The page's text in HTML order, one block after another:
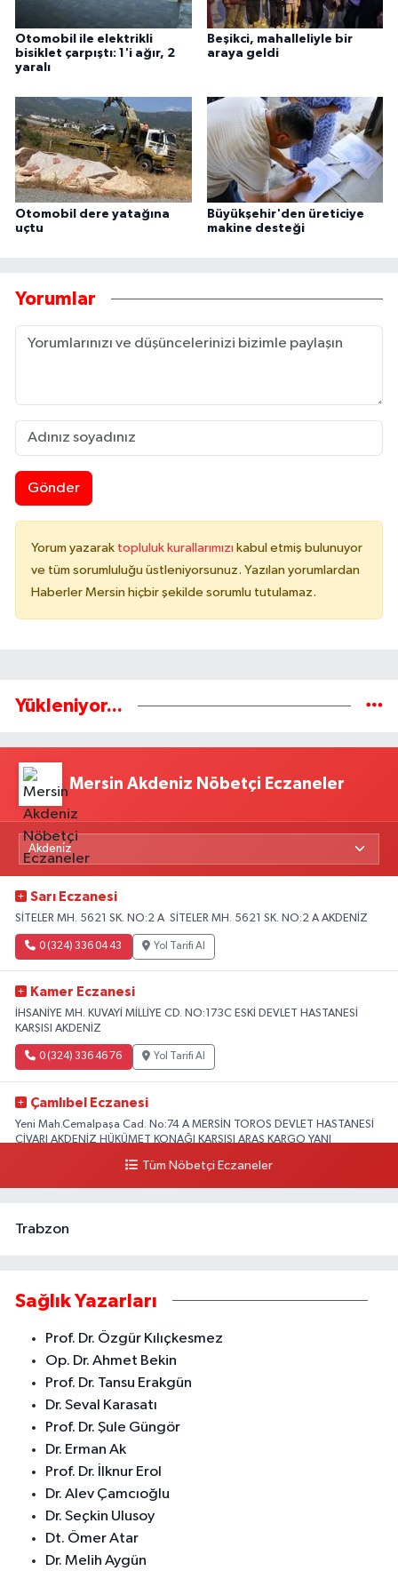
Otomobil ile elektrikli
bisiklet çarpıştı: 1'i ağır, 2
yaralı
Beşikci, mahalleliyle bir
araya geldi
Otomobil dere yatağına
uçtu
Büyükşehir'den üreticiye
makine desteği
Yorumlar
Gönder
Yorum yazarak topluluk kurallarımızı kabul etmiş bulunuyor
ve tüm sorumluluğu üstleniyorsunuz. Yazılan yorumlardan
Haberler Mersin hiçbir şekilde sorumlu tutulamaz.
Yükleniyor...
Mersin Akdeniz Nöbetçi Eczaneler
Sarı Eczanesi
SİTELER MH. 5621 SK. NO:2 A SİTELER MH. 5621 SK. NO:2 A AKDENİZ
0 (324) 336 04 43 Yol Tarifi Al
Kamer Eczanesi
İHSANİYE MH. KUVAYİ MİLLİYE CD. NO:173C ESKİ DEVLET HASTANESİ
KARŞISI AKDENİZ
0 (324) 336 46 76 Yol Tarifi Al
Çamlıbel Eczanesi
Yeni Mah.Cemalpaşa Cad. No:74 A MERSİN TOROS DEVLET HASTANESİ
CİVARI AKDENİZ HÜKÜMET KONAĞI KARŞISI ARAS KARGO YANI
Yol Tarifi Al
Tüm Nöbetçi Eczaneler
Trabzon
Sağlık Yazarları
Prof. Dr. Özgür Kılıçkesmez
Op. Dr. Ahmet Bekin
Prof. Dr. Tansu Erakgün
Dr. Seval Karasatı
Prof. Dr. Şule Güngör
Dr. Erman Ak
Prof. Dr. İlknur Erol
Dr. Alev Çamcıoğlu
Dr. Seçkin Ulusoy
Dt. Ömer Atar
Dr. Melih Aygün